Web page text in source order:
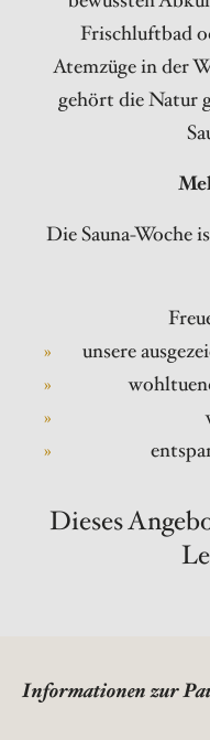
Frischluftbad
Atemzüge in der
gehört die Natur
Die Sauna-Woche
unsere
Dieses
Informationen zur